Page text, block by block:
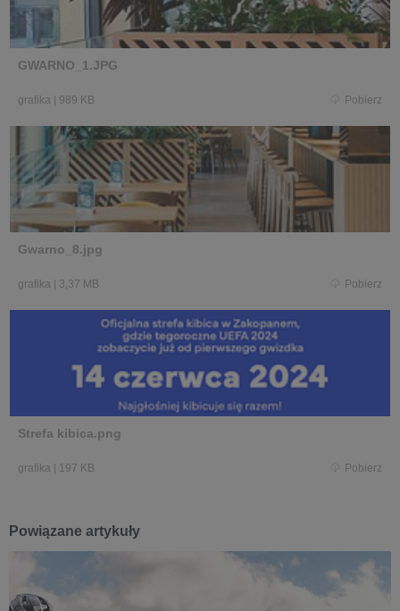
GWARNO_1.JPG
grafika 989 KB Pobierz
Gwarno_8.jpg
grafika 3,37 MB Pobierz
Strefa kibica.png
grafika 197 KB Pobierz
Powiązane artykuły